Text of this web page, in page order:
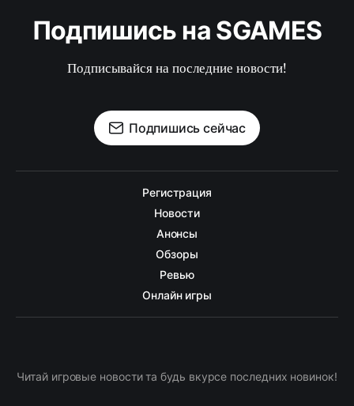
Подпишись на SGAMES
Подписывайся на последние новости!
Подпишись сейчас
Регистрация
Новости
Анонсы
Обзоры
Ревью
Онлайн игры
Читай игровые новости та будь вкурсе последних новинок!